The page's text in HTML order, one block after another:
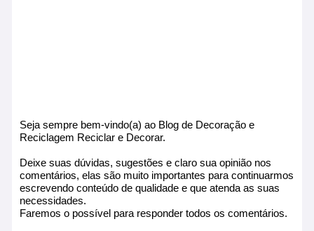
Seja sempre bem-vindo(a) ao Blog de Decoração e
Reciclagem Reciclar e Decorar.
Deixe suas dúvidas, sugestões e claro sua opinião nos
comentários, elas são muito importantes para continuarmos
escrevendo conteúdo de qualidade e que atenda as suas
necessidades.
Faremos o possível para responder todos os comentários.